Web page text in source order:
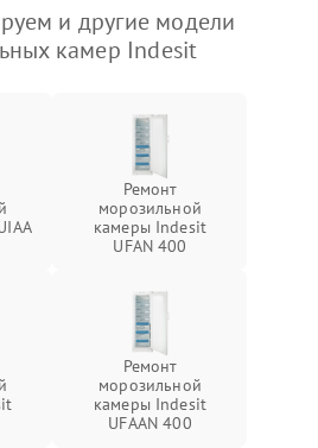
и другие модели
камер Indesit
Ремонт
морозильной
камеры Indesit
UFAN 400
Ремонт
морозильной
камеры Indesit
UFAAN 400